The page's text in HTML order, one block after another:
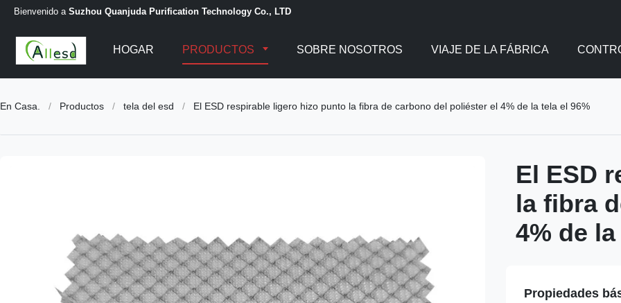
Bienvenido a Suzhou Quanjuda Purification Technology Co., LTD
HOGAR PRODUCTOS SOBRE NOSOTROS VIAJE DE LA FÁBRICA
En Casa. / Productos / tela del esd / El ESD respirable ligero hizo punto la fibra de carbono del poliéster el 4% de la tela el 96%
El ESD
la fibra
4% de
Propiedades